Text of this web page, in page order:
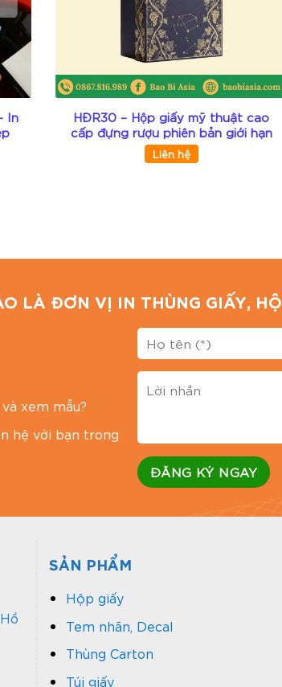
bề mặt giấy bám mực tốt, thể hiện
làm hộp đựng rượu quà tặng, rượu bán
trung gian → Giá cạnh tranh nhất thị
mọi đơn hàng.
trên mọi chất liệu, uy tín, chuyên
giấy carton, in thùng carton,.. theo yêu
In
HĐR30 – Hộp giấy mỹ thuật cao
cấp đựng rượu phiên bản giới hạn
Liên hệ
LÀ ĐƠN VỊ IN THÙNG GIẤY,
xem mẫu?
hệ với bạn trong
SẢN PHẨM
Hộp giấy
Tem nhãn, Decal
Thùng Carton
Túi giấy